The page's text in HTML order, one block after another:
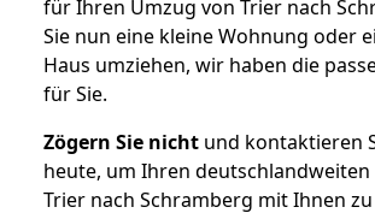
für Ihren Umzug von Trier nach
Sie nun eine kleine Wohnung oder
Haus umziehen, wir haben die
für Sie.
Zögern Sie nicht und kontaktieren
heute, um Ihren deutschlandweiten
Trier nach Schramberg mit Ihnen